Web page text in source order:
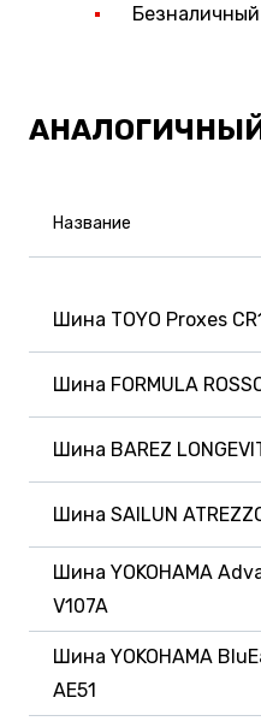
Название
Шина TOYO Proxes
Шина FORMULA
Шина BAREZ
Шина SAILUN
Шина YOKOHAMA
V107A
Шина YOKOHAMA
AE51